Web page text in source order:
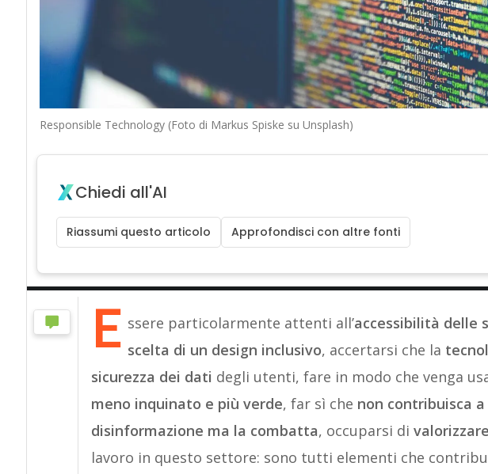
Responsible Technology (Foto di Markus Spiske su Unsplash)
Chiedi all'AI
Riassumi questo articolo Approfondisci con altre fonti
E ssere particolarmente attenti all’accessibilità delle
scelta di un design inclusivo, accertarsi che la
sicurezza dei dati degli utenti, fare in modo che venga
meno inquinato e più verde, far sì che non contribuisca
disinformazione ma la combatta, occuparsi di
lavoro in questo settore: sono tutti elementi che